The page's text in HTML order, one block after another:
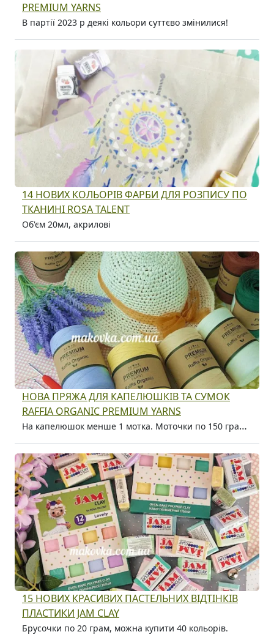
PREMIUM YARNS
В партії 2023 р деякі кольори суттєво змінилися!
14 НОВИХ КОЛЬОРІВ ФАРБИ ДЛЯ РОЗПИСУ ПО
ТКАНИНІ ROSA TALENT
Об'єм 20мл, акрилові
НОВА ПРЯЖА ДЛЯ КАПЕЛЮШКІВ ТА СУМОК
RAFFIA ORGANIC PREMIUM YARNS
На капелюшок менше 1 мотка. Моточки по 150 грам, 230 метрів
15 НОВИХ КРАСИВИХ ПАСТЕЛЬНИХ ВІДТІНКІВ
ПЛАСТИКИ JAM CLAY
Брусочки по 20 грам, можна купити 40 кольорів.